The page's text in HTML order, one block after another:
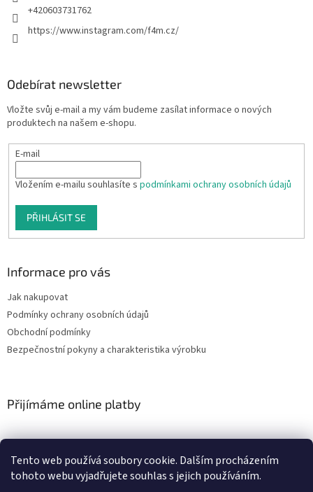
Tento web používá soubory cookie. Dalším procházením
tohoto webu vyjadřujete souhlas s jejich používáním.
+420603731762
https://www.instagram.com/f4m.cz/
Odebírat newsletter
Vložte svůj e-mail a my vám budeme zasílat informace o nových
produktech na našem e-shopu.
E-mail
Vložením e-mailu souhlasíte s podmínkami ochrany osobních údajů
PŘIHLÁSIT SE
Informace pro vás
Jak nakupovat
Podmínky ochrany osobních údajů
Obchodní podmínky
Bezpečnostní pokyny a charakteristika výrobku
Přijímáme online platby